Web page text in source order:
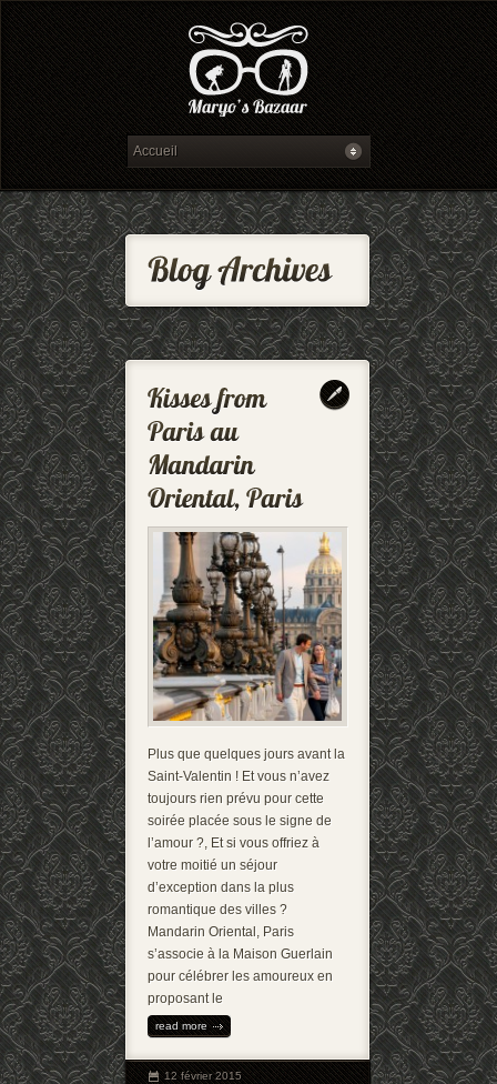
Plus que quelques jours avant la
Saint-Valentin ! Et vous n’avez
toujours rien prévu pour cette
soirée placée sous le signe de
l’amour ?, Et si vous offriez à
votre moitié un séjour
d’exception dans la plus
romantique des villes ?
Mandarin Oriental, Paris
s’associe à la Maison Guerlain
pour célébrer les amoureux en
proposant le
read more
12 février 2015